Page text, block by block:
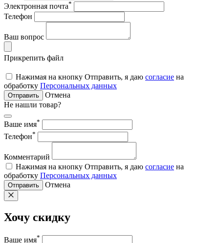
Электронная почта*
Телефон
Ваш вопрос
Прикрепить файл
Нажимая на кнопку Отправить, я даю согласие на
обработку Персональных данных
Отправить
Отмена
Не нашли товар?
Ваше имя*
Телефон*
Комментарий
Нажимая на кнопку Отправить, я даю согласие на
обработку Персональных данных
Отправить Отмена
Хочу скидку
Ваше имя*